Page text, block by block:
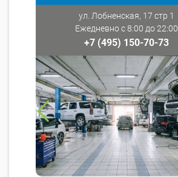
ул. Лобненская, 17 стр 1
Ежедневно с 8:00 до 22:00
+7 (495) 150-70-73